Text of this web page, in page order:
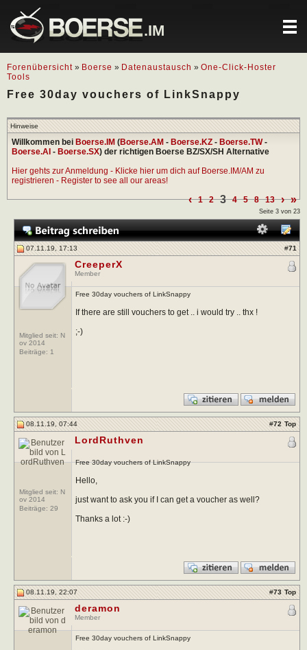
.IM
Forenübersicht » Boerse » Datenaustausch » One-Click-Hoster
Tools
Free 30day vouchers of LinkSnappy
Hinweise
Willkommen bei Boerse.IM (Boerse.AM - Boerse.KZ - Boerse.TW-
Boerse.AI - Boerse.SX) der richtigen Boerse BZ/SX/SH Alternative
Hier gehts zur Anmeldung - Klicke hier um dich auf Boerse.IM/AM zu
registrieren - Register to see all our areas!
‹ 1 2 3 4 5 8 13 › »
Seite 3 von 23
07.11.19, 17:13 #71
Mitglied seit: N
ov 2014
Beiträge: 1
CreeperX
Member
Free 30day vouchers of LinkSnappy
If there are still vouchers to get .. i would try .. thx !
;-)
08.11.19, 07:44 #72 Top
Mitglied seit: N
ov 2014
Beiträge: 29
LordRuthven
Free 30day vouchers of LinkSnappy
Hello,
just want to ask you if I can get a voucher as well?
Thanks a lot :-)
08.11.19, 22:07 #73 Top
deramon
Member
Free 30day vouchers of LinkSnappy